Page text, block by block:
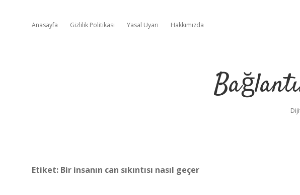
Anasayfa Gizlilik Politikası Yasal Uyarı Hakkımızda
Etiket: Bir insanın can sıkıntısı nasıl geçer